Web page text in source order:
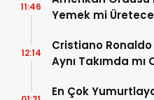
Yemek mi
11:46
Cristiano
Aynı Takımda
Dönemimi
12:14
En Çok